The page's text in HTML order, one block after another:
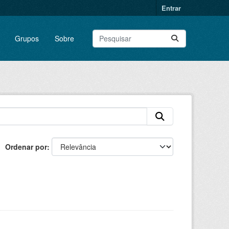
Entrar
Grupos Sobre
Ordenar por